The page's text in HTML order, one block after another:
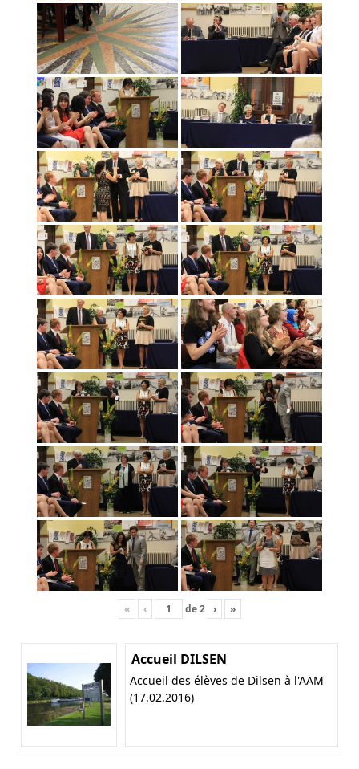
« ‹ de2 › »
Accueil DILSEN
Accueil des élèves de Dilsen à l'AAM
(17.02.2016)